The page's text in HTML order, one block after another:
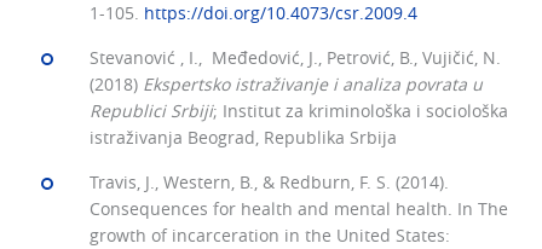
1-105. https://doi.org/10.4073/csr.2009.4
Stevanović , I., Međedović, J., Petrović, B., Vujičić, N.
(2018) Ekspertsko istraživanje i analiza povrata u
Republici Srbiji; Institut za kriminološka i sociološka
istraživanja Beograd, Republika Srbija
Travis, J., Western, B., & Redburn, F. S. (2014).
Consequences for health and mental health. In The
growth of incarceration in the United States: